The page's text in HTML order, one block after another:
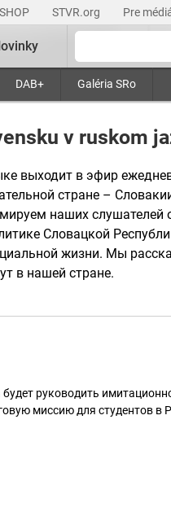
STVR.org Pre
DAB+ Galéria SRo
v ruskom
выходит в эфир
стране –
наших слушателей
Словацкой
жизни. Мы
в нашей стране.
руководить
миссию для студентов в